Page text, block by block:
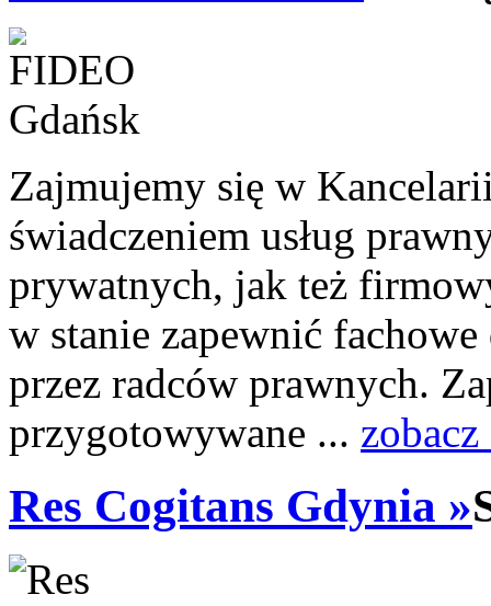
Zajmujemy się w
świadczeniem usług
prywatnych, jak też
w stanie zapewnić
przez radców prawnych.
przygotowywane ...
Res Cogitans Gdynia »